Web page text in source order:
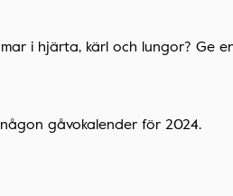
i hjärta, kärl och lungor? Ge
gåvokalender för 2024.